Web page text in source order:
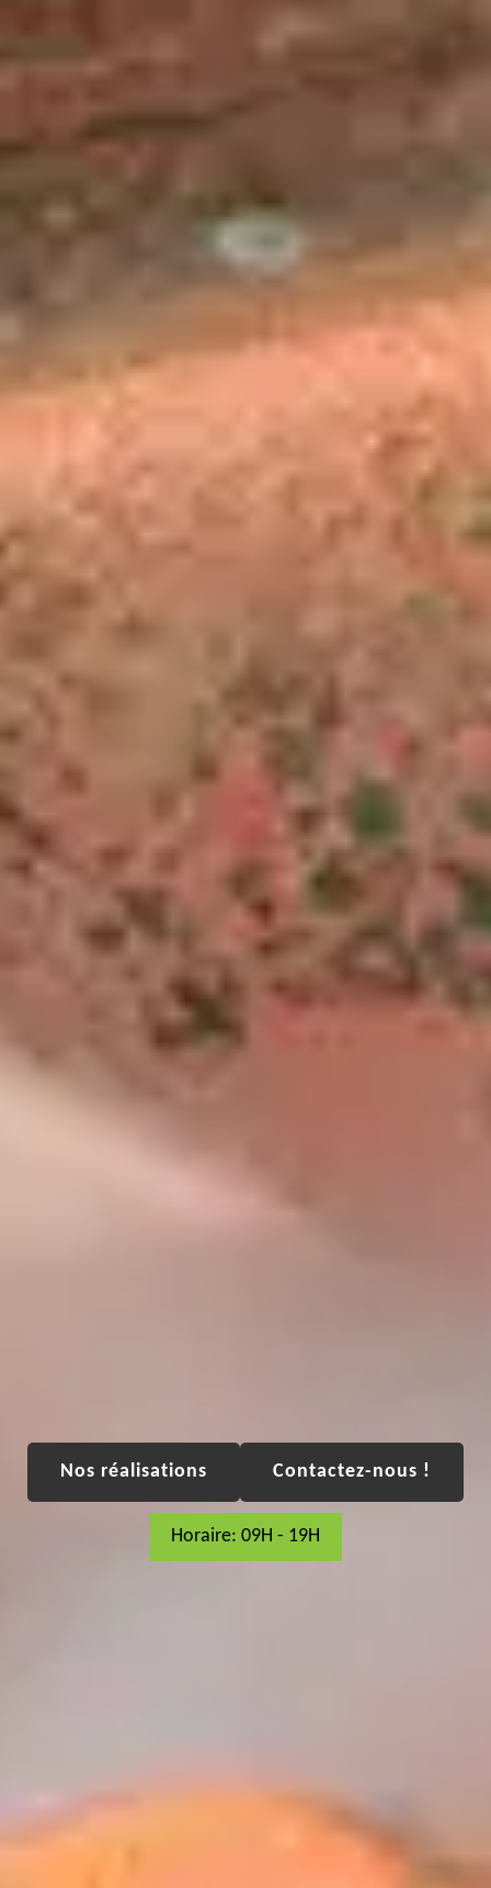
Nos réalisations Contactez-nous !
Horaire: 09H - 19H